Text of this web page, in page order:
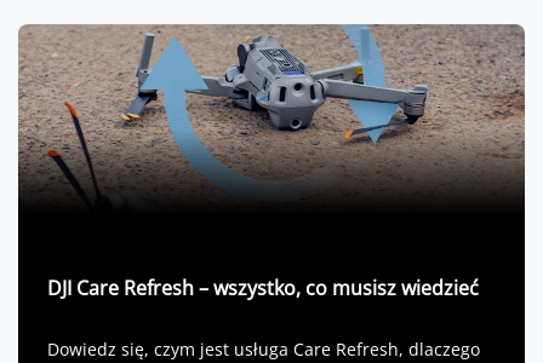
DJI Care Refresh – wszystko, co musisz wiedzieć
Dowiedz się, czym jest usługa Care Refresh, dlaczego